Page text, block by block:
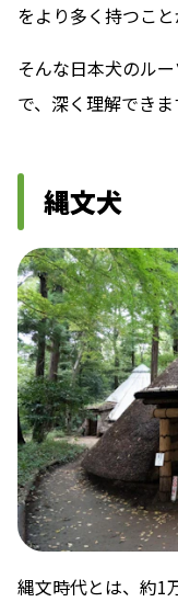
をより多く持つこと
そんな日本犬のル
で、深く理解できま
縄文犬
縄文時代とは、約1